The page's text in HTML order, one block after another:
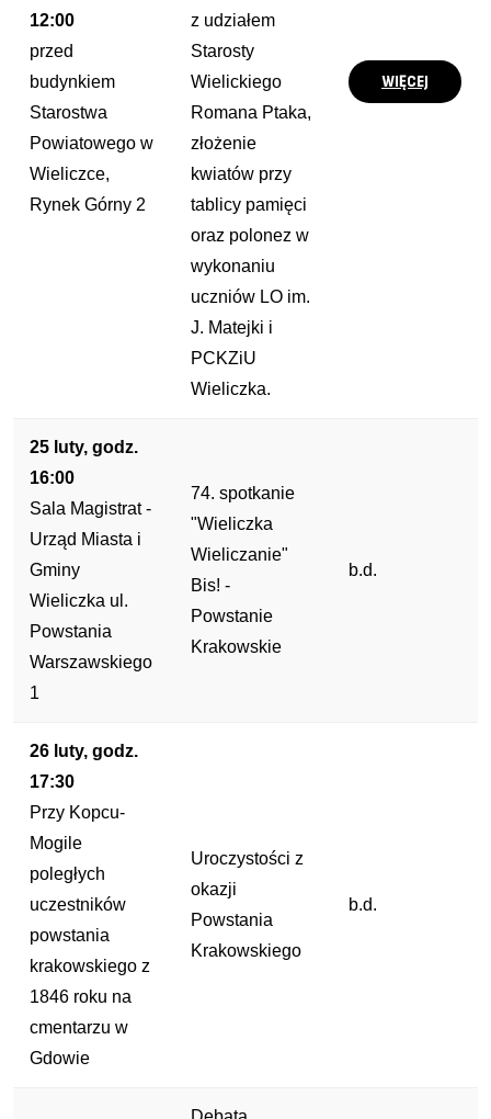
12:00
przed
budynkiem
Starostwa
Powiatowego w
Wieliczce,
Rynek Górny 2
z udziałem
Starosty
Wielickiego
Romana Ptaka,
złożenie
kwiatów przy
tablicy pamięci
oraz polonez w
wykonaniu
uczniów LO im.
J. Matejki i
PCKZiU
Wieliczka.
WIĘCEJ
25 luty, godz.
16:00
Sala Magistrat -
Urząd Miasta i
Gminy
Wieliczka ul.
Powstania
Warszawskiego
1
74. spotkanie
"Wieliczka
Wieliczanie"
Bis! -
Powstanie
Krakowskie
b.d.
26 luty, godz.
17:30
Przy Kopcu-
Mogile
poległych
uczestników
powstania
krakowskiego z
1846 roku na
cmentarzu w
Gdowie
Uroczystości z
okazji
Powstania
Krakowskiego
b.d.